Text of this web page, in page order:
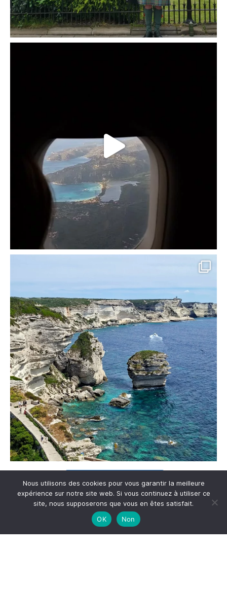
Nous utilisons des cookies pour vous garantir la meilleure
expérience sur notre site web. Si vous continuez à utiliser ce
site, nous supposerons que vous en êtes satisfait.
OK
Non